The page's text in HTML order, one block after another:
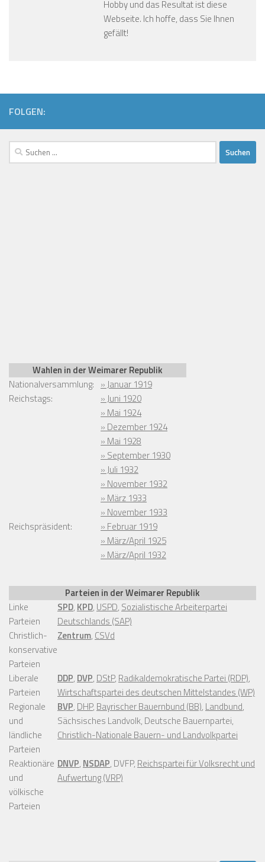
Hobby und das Resultat ist diese
Webseite. Ich hoffe, dass Sie Ihnen
gefällt!
FOLGEN:
Suchen
nach:
Wahlen in der Weimarer Republik
Nationalversammlung: » Januar 1919
Reichstags:
» Juni 1920
» Mai 1924
» Dezember 1924
» Mai 1928
» September 1930
» Juli 1932
» November 1932
» März 1933
» November 1933
Reichspräsident:
» Februar 1919
» März/April 1925
» März/April 1932
Parteien in der Weimarer Republik
Linke
Parteien
SPD, KPD, USPD, Sozialistische Arbeiterpartei
Deutschlands (SAP)
Christlich-
konservative
Parteien
Zentrum, CSVd
Liberale
Parteien
DDP, DVP, DStP, Radikaldemokratische Partei (RDP),
Wirtschaftspartei des deutschen Mittelstandes (WP)
Regionale
und
ländliche
Parteien
BVP, DHP, Bayrischer Bauernbund (BB), Landbund,
Sächsisches Landvolk, Deutsche Bauernpartei,
Christlich-Nationale Bauern- und Landvolkpartei
Reaktionäre
und
völkische
Parteien
DNVP, NSDAP, DVFP, Reichspartei für Volksrecht und
Aufwertung (VRP)